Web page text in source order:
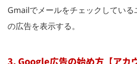
Gmailでメールをチェックしている
の広告を表示する。
3. Google広告の始め方【アカ